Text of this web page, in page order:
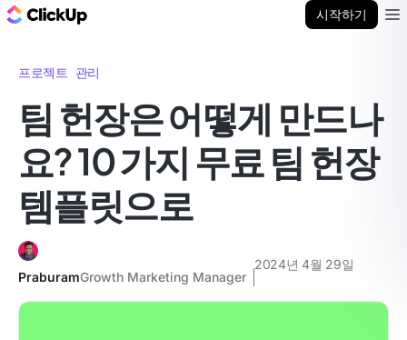
시작하기
프로젝트 관리
팀 헌장은 어떻게 만드나
요? 10 가지 무료 팀 헌장
템플릿으로
PraburamGrowth Marketing Manager
2024년 4월 29일